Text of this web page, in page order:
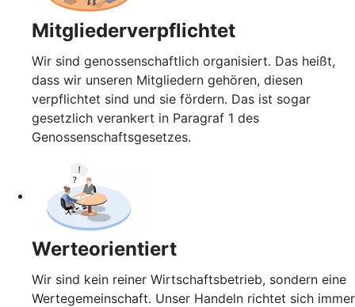
Mitgliederverpflichtet
Wir sind genossenschaftlich organisiert. Das heißt,
dass wir unseren Mitgliedern gehören, diesen
verpflichtet sind und sie fördern. Das ist sogar
gesetzlich verankert in Paragraf 1 des
Genossenschaftsgesetzes.
Werteorientiert
Wir sind kein reiner Wirtschaftsbetrieb, sondern eine
Wertegemeinschaft. Unser Handeln richtet sich immer